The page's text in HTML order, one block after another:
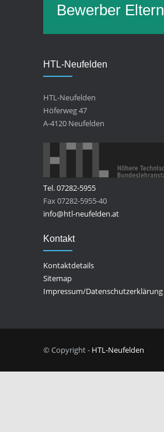
Bewerber Eltern
HTL-Neufelden
HTL-Neufelden
Höferweg 47
A-4120 Neufelden
Tel. 07282-5955
Fax 07282-5955-40
info@htl-neufelden.at
Kontakt
Kontaktdetails
Sitemap
Impressum/Datenschutzerklärung
© Copyright - HTL-Neufelden